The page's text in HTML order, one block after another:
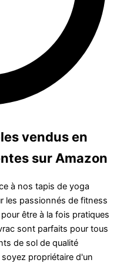
vendus en
sur Amazon
à nos tapis de yoga
les passionnés de fitness
être à la fois pratiques
sont parfaits pour tous
de sol de qualité
propriétaire d'un